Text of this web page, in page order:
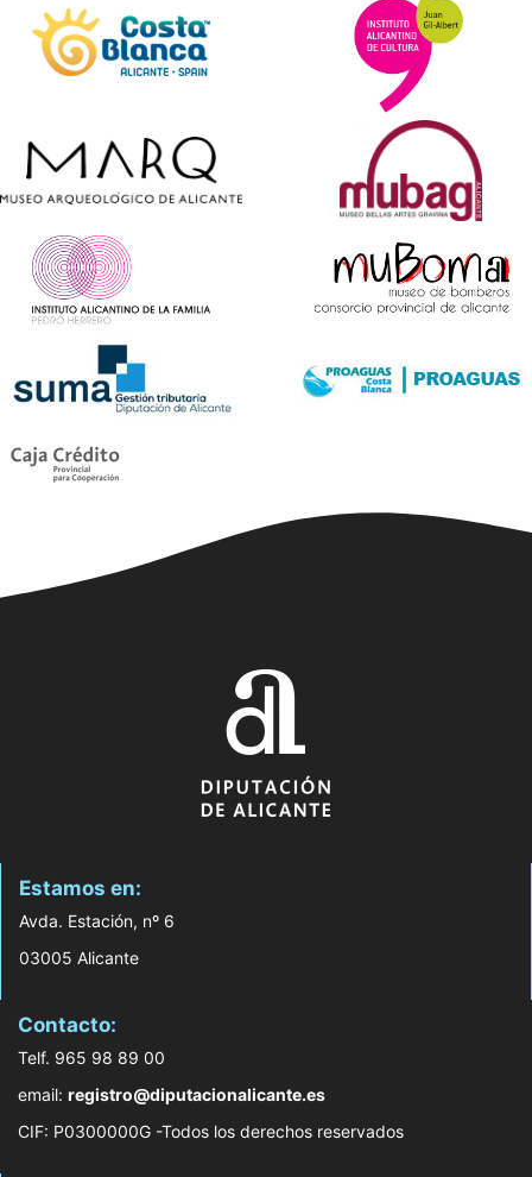
Estamos en:
Avda. Estación, nº 6
03005 Alicante
Contacto:
Telf. 965 98 89 00
email: registro@diputacionalicante.es
CIF: P0300000G -Todos los derechos reservados